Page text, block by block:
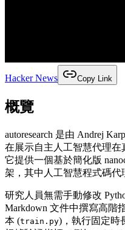
Hacker News Copy Link
概覽
autoresearch 是由 Andrej
在展示自主人工智慧代理在
它提供一個基於簡化版
架，其中人工智慧程式碼代
研究人員無需手動修改
Markdown 文件中撰寫高階
本 (train.py)，執行固定時